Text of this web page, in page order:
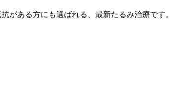
がある方にも選ばれる、最新たるみ治療です。